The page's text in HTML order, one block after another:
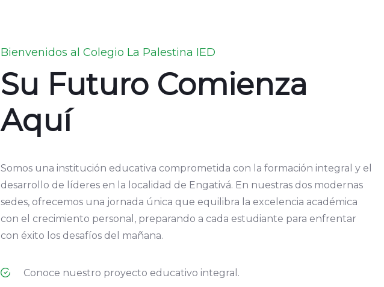
Bienvenidos al Colegio La Palestina IED
Su Futuro Comienza
Aquí
Somos una institución educativa comprometida con la formación integral y el
desarrollo de líderes en la localidad de Engativá. En nuestras dos modernas
sedes, ofrecemos una jornada única que equilibra la excelencia académica
con el crecimiento personal, preparando a cada estudiante para enfrentar
con éxito los desafíos del mañana.
Conoce nuestro proyecto educativo integral.